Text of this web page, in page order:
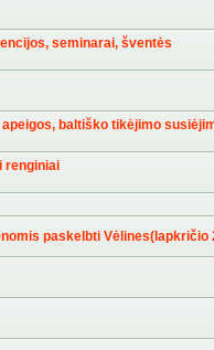
seminarai, šventės
baltiško tikėjimo
renginiai
paskelbti Vėlines(lapkričio